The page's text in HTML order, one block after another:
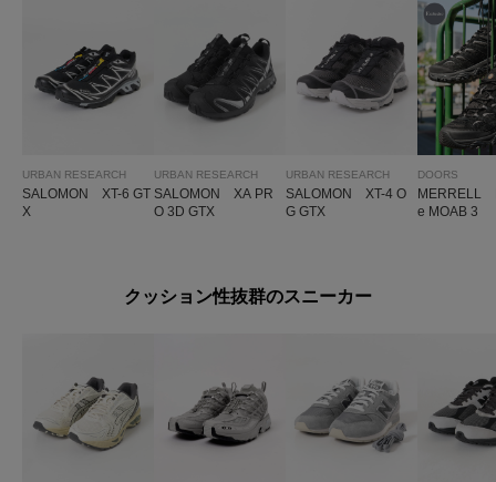
URBAN RESEARCH
SALOMON XT-6 GT
X
URBAN RESEARCH
SALOMON XA PR
O 3D GTX
URBAN RESEARCH
SALOMON XT-4 O
G GTX
DOORS
MERRELL
e MOAB 3
クッション性抜群のスニーカー